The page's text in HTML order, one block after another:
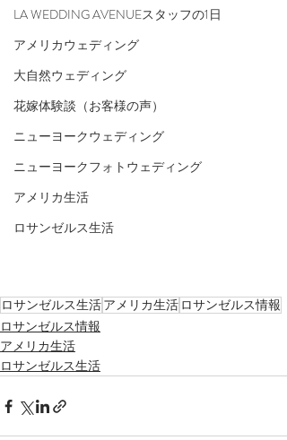
LA WEDDING AVENUEスタッフの1日
アメリカウェディング
大自然ウェディング
花嫁体験談（お客様の声）
ニューヨークウェディング
ニューヨークフォトウェディング
アメリカ生活
ロサンゼルス生活
ロサンゼルス生活アメリカ生活 ロサンゼルス情報
ロサンゼルス情報
アメリカ生活
ロサンゼルス生活